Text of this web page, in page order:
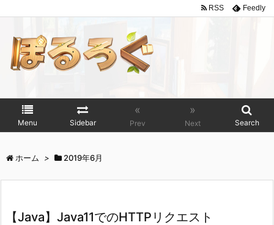
Menu Sidebar
«
Prev
»
Next Search
RSS Feedly
ホーム > 2019年6月
【Java】Java11でのHTTPリクエスト